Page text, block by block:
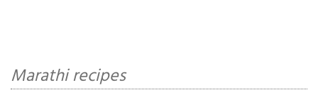
Marathi recipes